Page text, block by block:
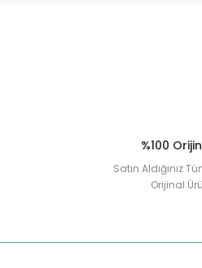
%100
Satın Aldığınız
Orijinal